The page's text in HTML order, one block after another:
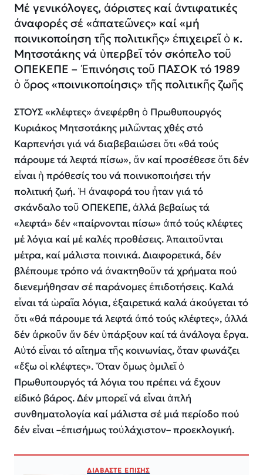
Μέ γενικόλογες, ἀόριστες καί ἀντιφατικές
ἀναφορές σέ «ἀπατεῶνες» καί «μή
ποινικοποίηση τῆς πολιτικῆς» ἐπιχειρεῖ ὁ κ.
Μητσοτάκης νά ὑπερβεῖ τόν σκόπελο τοῦ
ΟΠΕΚΕΠΕ – Ἐπινόησις τοῦ ΠΑΣΟΚ τό 1989
ὁ ὅρος «ποινικοποίησις» τῆς πολιτικῆς ζωῆς
ΣΤΟΥΣ «κλέφτες» ἀνεφέρθη ὁ Πρωθυπουργός
Κυριάκος Μητσοτάκης μιλῶντας χθές στό
Καρπενήσι γιά νά διαβεβαιώσει ὅτι «θά τούς
πάρουμε τά λεφτά πίσω», ἄν καί προσέθεσε ὅτι δέν
εἶναι ἡ πρόθεσίς του νά ποινικοποιήσει τήν
πολιτική ζωή. Ἡ ἀναφορά του ἦταν γιά τό
σκάνδαλο τοῦ ΟΠΕΚΕΠΕ, ἀλλά βεβαίως τά
«λεφτά» δέν «παίρνονται πίσω» ἀπό τούς κλέφτες
μέ λόγια καί μέ καλές προθέσεις. Ἀπαιτοῦνται
μέτρα, καί μάλιστα ποινικά. Διαφορετικά, δέν
βλέπουμε τρόπο νά ἀνακτηθοῦν τά χρήματα πού
διενεμήθησαν σέ παράνομες ἐπιδοτήσεις. Καλά
εἶναι τά ὡραῖα λόγια, ἐξαιρετικά καλά ἀκούγεται τό
ὅτι «θά πάρουμε τά λεφτά ἀπό τούς κλέφτες», ἀλλά
δέν ἀρκοῦν ἄν δέν ὑπάρξουν καί τά ἀνάλογα ἔργα.
Αὐτό εἶναι τό αἴτημα τῆς κοινωνίας, ὅταν φωνάζει
«ἔξω οἱ κλέφτες». Ὅταν ὅμως ὁμιλεῖ ὁ
Πρωθυπουργός τά λόγια του πρέπει νά ἔχουν
εἰδικό βάρος. Δέν μπορεῖ νά εἶναι ἁπλή
συνθηματολογία καί μάλιστα σέ μιά περίοδο πού
δέν εἶναι –ἐπισήμως τοὐλάχιστον– προεκλογική.
ΔΙΑΒΑΣΤΕ ΕΠΙΣΗΣ